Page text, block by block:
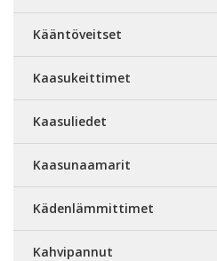
Kääntöveitset
Kaasukeittimet
Kaasuliedet
Kaasunaamarit
Kädenlämmittimet
Kahvipannut